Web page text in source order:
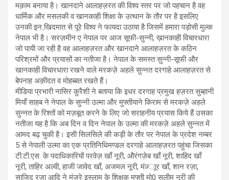
मक़ाम बनाया है। खानदाने आलाहज़रत की विश्व स्तर पर जो पहचान है वह
धार्मिक और मसलकी व खानकाही शिक्षा के उत्थान के तौर पर है इसलिए
उनकी इन खि़दमात से पूरे विश्व ने फायदा उठाया है जिसमें हमारा पड़ोसी मुल्क
नेपाल भी है। सरज़मीन ए नेपाल पर आज सूफी-सुन्नी, ख़ानकाही विचारधारा
जो पायी जा रही है वह आलाहज़रत और खानदाने आलाहज़रत के कठिन
परिश्रमों और प्रयासों का नतीजा है। नेपाल के समस्त सुन्नी-सूफी और
खानकाही विचारधारा रखने वाले मरकज़े अहले सुन्नत दरगाहे आलाहज़रत से
बेपनाह अक़ीदत व मोहब्बत रखते हैं।
मीडिया प्रभारी नासिर कुरैशी ने बताया कि इधर दरगाह प्रमुख हज़रत सुब्हानी
मियाँ साहब ने नेपाल के सुन्नी उल्मा और मुफ्तीयाने किराम से मरकज़े अहले
सुन्नत के रिश्तों को मज़बूत करने के लिए जो सराहनीय प्रयास किये हैं उसका
नतीजा यह है कि अब दिन व दिन नेपाल के उल्मा की मरकज़े अहले सुन्नत में
आमद बढ़ चुकी है। इसी सिलसिले की कड़ी के तौर पर नेपाल के प्रदेश नम्बर
5 से नेपाली उल्मा का एक प्रतिनिधिमण्डल दरगाहे आलाहज़रत पहुंचा जिसका
टी.टी.एस. के पदाधिकारियों परवेज़ खाँ नूरी, औरंगज़ेब खाँ नूरी, शाहिद खाँ
नूरी, ताहिर अल्वी, हाजी जावेद खाँ, अजमल नूरी, मंज़्ाूर खाँ, शान रज़ा,
साजिद रज़ा आदि ने मंज़रे इस्लाम के शिक्षक मुफ्ती मो0 सलीम नूरी की